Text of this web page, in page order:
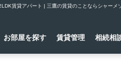
貸アパート | 三鷹の賃貸のことならシャーメ
お部屋を探す 賃貸管理 相続相